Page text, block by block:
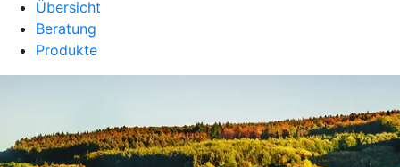
Übersicht
Beratung
Produkte